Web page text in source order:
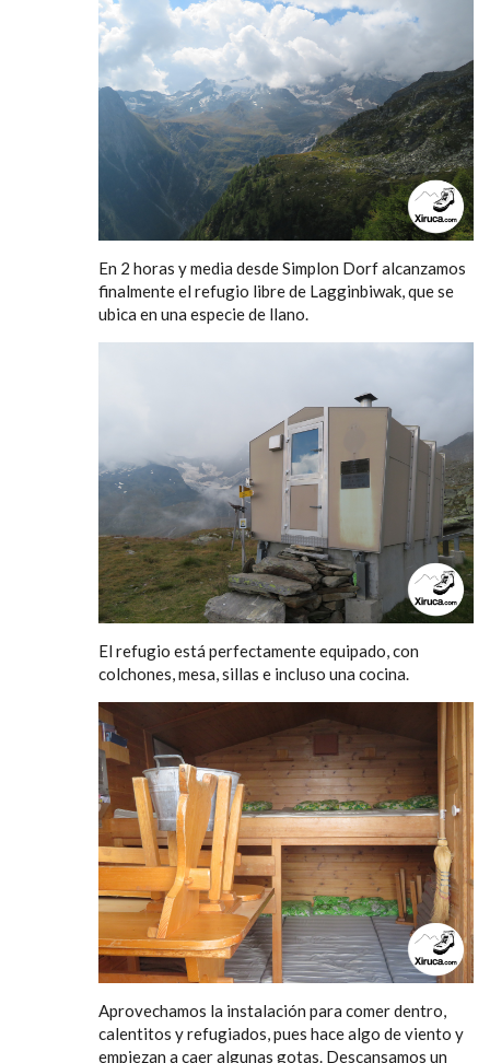
En 2 horas y media desde Simplon Dorf alcanzamos
finalmente el refugio libre de Lagginbiwak, que se
ubica en una especie de llano.
El refugio está perfectamente equipado, con
colchones, mesa, sillas e incluso una cocina.
Aprovechamos la instalación para comer dentro,
calentitos y refugiados, pues hace algo de viento y
empiezan a caer algunas gotas. Descansamos un